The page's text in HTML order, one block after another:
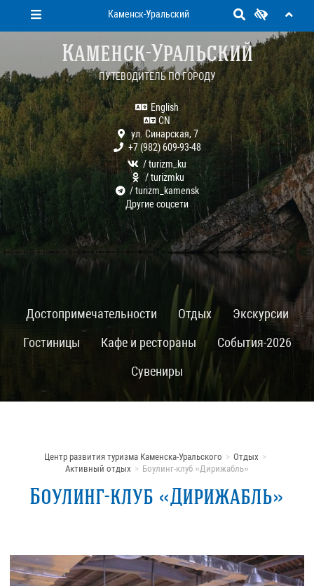
Каменск-Уральский
Каменск-Уральский
ПУТЕВОДИТЕЛЬ ПО ГОРОДУ
English
CN
ул. Синарская, 7
+7 (982) 609-93-48
/ turizm_ku
/ turizmku
/ turizm_kamensk
Другие соцсети
Достопримечательности Отдых
Экскурсии
Гостиницы
Кафе и рестораны
События-2026
Сувениры
Центр развития туризма Каменска-Уральского
Отдых
Активный отдых
Боулинг-клуб «Дирижабль»
Боулинг-клуб «Дирижабль»